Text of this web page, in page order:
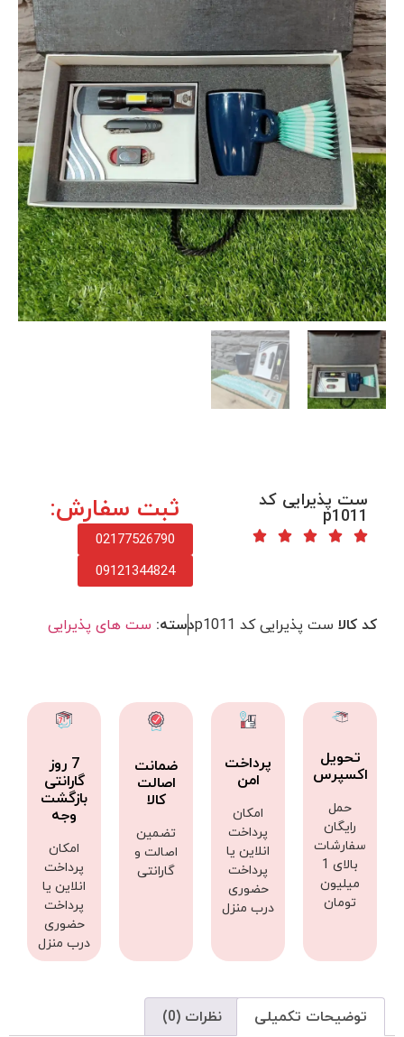
ست پذیرایی کد
p1011 ثبت سفارش:
02177526790
09121344824
کد کالا ست پذیرایی کد p1011 دسته: ست های پذیرایی
تحویل
اکسپرس
حمل
رایگان
سفارشات
بالای 1
میلیون
تومان
پرداخت
امن
امکان
پرداخت
انلاین یا
پرداخت
حضوری
درب منزل
ضمانت
اصالت
کالا
تضمین
اصالت و
گارانتی
7 روز
گارانتی
بازگشت
وجه
امکان
پرداخت
انلاین یا
پرداخت
حضوری
درب منزل
توضیحات تکمیلی نظرات (0)